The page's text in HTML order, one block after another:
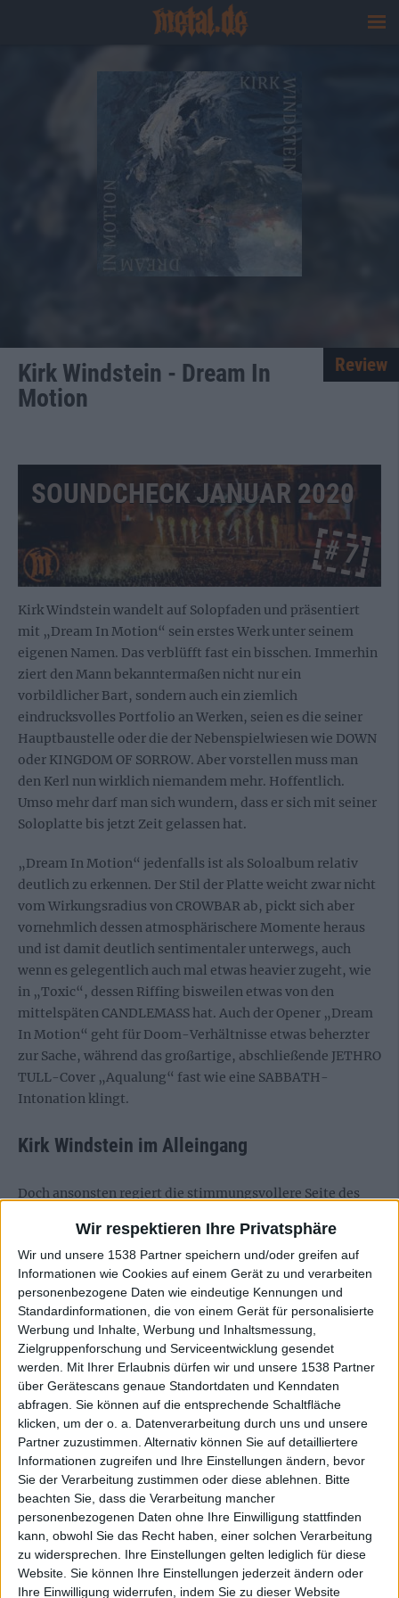
Wir respektieren Ihre Privatsphäre
Wir und unsere 1538 Partner speichern und/oder greifen auf
Informationen wie Cookies auf einem Gerät zu und verarbeiten
personenbezogene Daten wie eindeutige Kennungen und
Standardinformationen, die von einem Gerät für personalisierte
Werbung und Inhalte, Werbung und Inhaltsmessung,
Zielgruppenforschung und Serviceentwicklung gesendet
werden.
Mit Ihrer Erlaubnis dürfen wir und unsere 1538 Partner
über Gerätescans genaue Standortdaten und Kenndaten
abfragen. Sie können auf die entsprechende Schaltfläche
klicken, um der o. a. Datenverarbeitung durch uns und unsere
Partner zuzustimmen. Alternativ können Sie auf detailliertere
Informationen zugreifen und Ihre Einstellungen ändern, bevor
Sie der Verarbeitung zustimmen oder diese ablehnen.
Bitte
beachten Sie, dass die Verarbeitung mancher
personenbezogenen Daten ohne Ihre Einwilligung stattfinden
kann, obwohl Sie das Recht haben, einer solchen Verarbeitung
zu widersprechen. Ihre Einstellungen gelten lediglich für diese
Website. Sie können Ihre Einstellungen jederzeit ändern oder
Ihre Einwilligung widerrufen, indem Sie zu dieser Website
Kirk Windstein - Dream In
Motion
Review
SOUNDCHECK JANUAR 2020
# 7
Kirk Windstein wandelt auf Solopfaden und präsentiert
mit „Dream In Motion“ sein erstes Werk unter seinem
eigenen Namen. Das verblüfft fast ein bisschen. Immerhin
ziert den Mann bekanntermaßen nicht nur ein
vorbildlicher Bart, sondern auch ein ziemlich
eindrucksvolles Portfolio an Werken, seien es die seiner
Hauptbaustelle oder die der Nebenspielwiesen wie DOWN
oder KINGDOM OF SORROW. Aber vorstellen muss man
den Kerl nun wirklich niemandem mehr. Hoffentlich.
Umso mehr darf man sich wundern, dass er sich mit seiner
Soloplatte bis jetzt Zeit gelassen hat.
„Dream In Motion“ jedenfalls ist als Soloalbum relativ
deutlich zu erkennen. Der Stil der Platte weicht zwar nicht
vom Wirkungsradius von CROWBAR ab, pickt sich aber
vornehmlich dessen atmosphärischere Momente heraus
und ist damit deutlich sentimentaler unterwegs, auch
wenn es gelegentlich auch mal etwas heavier zugeht, wie
in „Toxic“, dessen Riffing bisweilen etwas von den
mittelspäten CANDLEMASS hat. Auch der Opener „Dream
In Motion“ geht für Doom-Verhältnisse etwas beherzter
zur Sache, während das großartige, abschließende JETHRO
TULL-Cover „Aqualung“ fast wie eine SABBATH-
Intonation klingt.
Kirk Windstein im Alleingang
Doch ansonsten regiert die stimmungsvollere Seite des
„Hollow Dying Man“ die Gitarre und damit nicht zuletzt
auch Windstein selbst samtig umgarnen. Die Wirken hier
und da zugegeben ein bisschen billig, sind aber subtil
genug, um damit nicht zu sehr auf die Nerven zu gehen.
Etwas subtiler verhält es sich da an anderer Stelle, wenn
die gleichen Synths in „The Ugly Truth“ etwas
behutsamer eingesetzt werden.
In Sachen Songwriting hält sich Kirk Windstein
überwiegend an einfache Strukturen. Hier gibt es
eingängige Songs zu hören, die entweder mit klassischen
Doom-Licks oder nur leicht angezerrten Riffs dargeboten
werden und rhythmisch ziemlich träge unterwegs sind.
Diese werden aber atmosphärisch geschmackvoll
ausgeschmückt, sei es eben durch besagte Synthesizer
oder eben durch den Einsatz zahlreicher Hall-Effekte. Die
Produktion untermalt dies noch zusätzlich mit einem